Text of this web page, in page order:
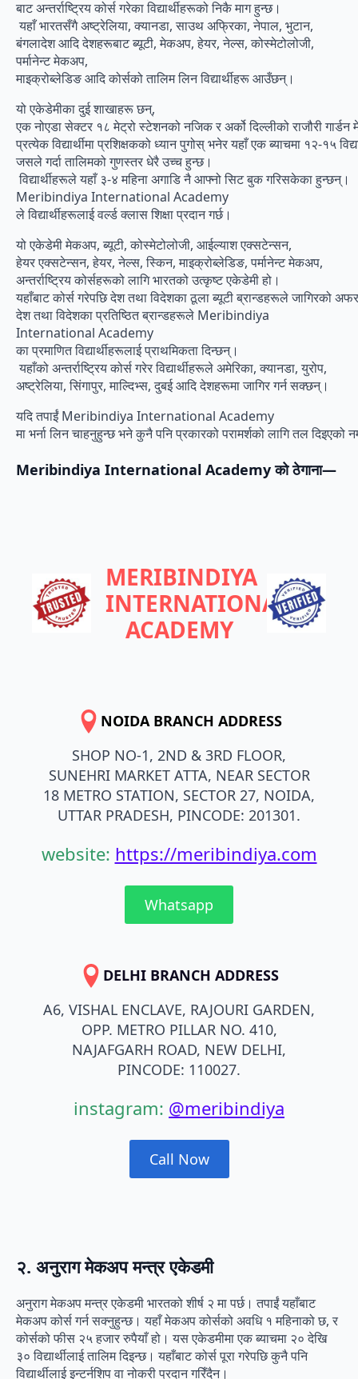
बाट अन्तर्राष्ट्रिय कोर्स गरेका विद्यार्थीहरूको निकै माग हुन्छ।
यहाँ भारतसँगै अष्ट्रेलिया, क्यानडा, साउथ अफ्रिका, नेपाल, भुटान,
बंगलादेश आदि देशहरूबाट ब्यूटी, मेकअप, हेयर, नेल्स, कोस्मेटोलोजी,
पर्मानेन्ट मेकअप,
माइक्रोब्लेडिङ आदि कोर्सको तालिम लिन विद्यार्थीहरू आउँछन्।
यो एकेडेमीका दुई शाखाहरू छन्,
एक नोएडा सेक्टर १८ मेट्रो स्टेशनको नजिक र अर्को दिल्लीको राजौरी
प्रत्येक विद्यार्थीमा प्रशिक्षकको ध्यान पुगोस् भनेर यहाँ एक ब्याचमा १२-१५
जसले गर्दा तालिमको गुणस्तर धेरै उच्च हुन्छ।
विद्यार्थीहरूले यहाँ ३-४ महिना अगाडि नै आफ्नो सिट बुक गरिसकेका हुन्छन्।
Meribindiya International Academy
ले विद्यार्थीहरूलाई वर्ल्ड क्लास शिक्षा प्रदान गर्छ।
यो एकेडेमी मेकअप, ब्यूटी, कोस्मेटोलोजी, आईल्याश एक्सटेन्सन,
हेयर एक्सटेन्सन, हेयर, नेल्स, स्किन, माइक्रोब्लेडिङ, पर्मानेन्ट मेकअप,
अन्तर्राष्ट्रिय कोर्सहरूको लागि भारतको उत्कृष्ट एकेडेमी हो।
यहाँबाट कोर्स गरेपछि देश तथा विदेशका ठूला ब्यूटी ब्रान्डहरूले जागिरको
देश तथा विदेशका प्रतिष्ठित ब्रान्डहरूले Meribindiya
International Academy
का प्रमाणित विद्यार्थीहरूलाई प्राथमिकता दिन्छन्।
यहाँको अन्तर्राष्ट्रिय कोर्स गरेर विद्यार्थीहरूले अमेरिका, क्यानडा, युरोप,
अष्ट्रेलिया, सिंगापुर, माल्दिभ्स, दुबई आदि देशहरूमा जागिर गर्न सक्छन्।
यदि तपाईं Meribindiya International Academy
मा भर्ना लिन चाहनुहुन्छ भने कुनै पनि प्रकारको परामर्शको लागि तल दिइएको
Meribindiya International Academyको ठेगाना—
MERIBINDIYA
INTERNATIONAL
ACADEMY
NOIDA BRANCH ADDRESS
SHOP NO-1, 2ND & 3RD FLOOR,
SUNEHRI MARKET ATTA, NEAR SECTOR
18 METRO STATION, SECTOR 27, NOIDA,
UTTAR PRADESH, PINCODE: 201301.
website: https://meribindiya.com
Whatsapp
DELHI BRANCH ADDRESS
A6, VISHAL ENCLAVE, RAJOURI GARDEN,
OPP. METRO PILLAR NO. 410,
NAJAFGARH ROAD, NEW DELHI,
PINCODE: 110027.
instagram: @meribindiya
Call Now
२. अनुराग मेकअप मन्त्र एकेडमी
अनुराग मेकअप मन्त्र एकेडमी भारतको शीर्ष २ मा पर्छ। तपाईं यहाँबाट
मेकअप कोर्स गर्न सक्नुहुन्छ। यहाँ मेकअप कोर्सको अवधि १ महिनाको छ, र
कोर्सको फीस २५ हजार रुपैयाँ हो। यस एकेडमीमा एक ब्याचमा २० देखि
३० विद्यार्थीलाई तालिम दिइन्छ। यहाँबाट कोर्स पूरा गरेपछि कुनै पनि
विद्यार्थीलाई इन्टर्नशिप वा नोकरी प्रदान गरिँदैन।